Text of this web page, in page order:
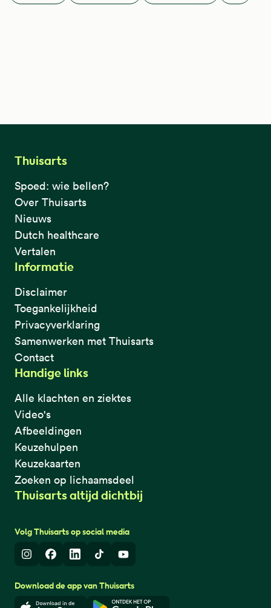
Thuisarts
Spoed: wie bellen?
Over Thuisarts
Nieuws
Dutch healthcare
Vertalen
Informatie
Disclaimer
Toegankelijkheid
Privacyverklaring
Samenwerken met Thuisarts
Contact
Handige links
Alle klachten en ziektes
Video's
Afbeeldingen
Keuzehulpen
Keuzekaarten
Zoeken op lichaamsdeel
Thuisarts altijd dichtbij
Volg Thuisarts op social media
InstagramFacebook
LinkedInTikTokYoutube
Download de app van Thuisarts